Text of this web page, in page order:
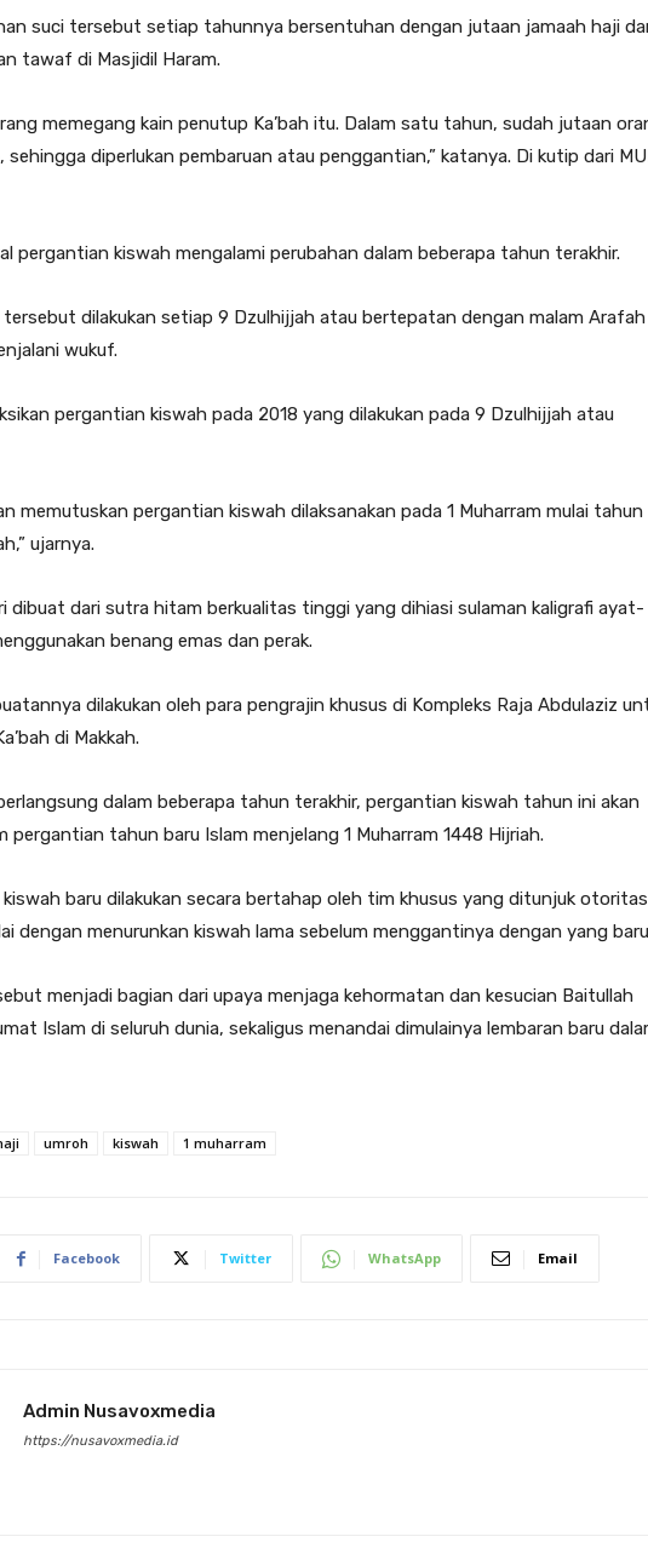
suci tersebut setiap tahunnya bersentuhan dengan jutaan jamaah haji
tawaf di Masjidil Haram.
memegang kain penutup Ka’bah itu. Dalam satu tahun, sudah jutaan
diperlukan pembaruan atau penggantian,” katanya. Di kutip dari
pergantian kiswah mengalami perubahan dalam beberapa tahun terakhir.
tersebut dilakukan setiap 9 Dzulhijjah atau bertepatan dengan malam Arafah
wukuf.
pergantian kiswah pada 2018 yang dilakukan pada 9 Dzulhijjah atau
memutuskan pergantian kiswah dilaksanakan pada 1 Muharram mulai tahun
ujarnya.
dibuat dari sutra hitam berkualitas tinggi yang dihiasi sulaman kaligrafi ayat-
benang emas dan perak.
dilakukan oleh para pengrajin khusus di Kompleks Raja Abdulaziz
di Makkah.
dalam beberapa tahun terakhir, pergantian kiswah tahun ini akan
pergantian tahun baru Islam menjelang 1 Muharram 1448 Hijriah.
baru dilakukan secara bertahap oleh tim khusus yang ditunjuk otoritas
dengan menurunkan kiswah lama sebelum menggantinya dengan yang
menjadi bagian dari upaya menjaga kehormatan dan kesucian Baitullah
Islam di seluruh dunia, sekaligus menandai dimulainya lembaran baru
umroh kiswah 1 muharram
Facebook Twitter WhatsApp Email
Admin Nusavoxmedia
https://nusavoxmedia.id